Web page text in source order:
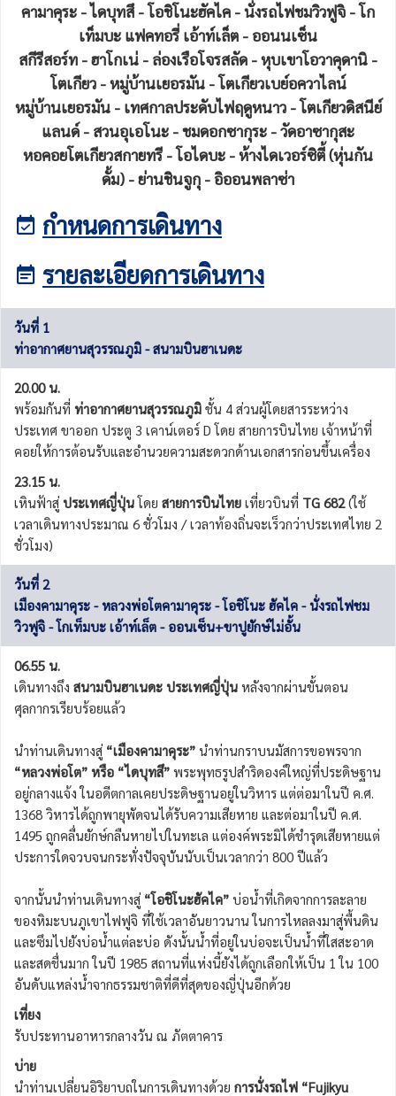
คามาคุระ - ไดบุทสึ - โอชิโนะฮัคไค - นั่งรถไฟชมวิวฟูจิ - โก
เท็มบะ แฟคทอรี่ เอ้าท์เล็ต - ออนนเซ็น
สกีรีสอร์ท - ฮาโกเน่ - ล่องเรือโจรสลัด - หุบเขาโอวาคุดานิ -
โตเกียว - หมู่บ้านเยอรมัน - โตเกียวเบย์อควาไลน์
หมู่บ้านเยอรมัน - เทศกาลประดับไฟฤดูหนาว - โตเกียวดิสนีย์
แลนด์ - สวนอุเอโนะ - ชมดอกซากุระ - วัดอาซากุสะ
หอคอยโตเกียวสกายทรี - โอไดบะ - ห้างไดเวอร์ซิตี้ (หุ่นกัน
ดั้ม) - ย่านชินจูกุ - อิออนพลาซ่า
กำหนดการเดินทาง
รายละเอียดการเดินทาง
วันที่ 1
ท่าอากาศยานสุวรรณภูมิ - สนามบินฮาเนดะ
20.00 น.
พร้อมกันที่ ท่าอากาศยานสุวรรณภูมิ ชั้น 4 ส่วนผู้โดยสารระหว่าง
ประเทศ ขาออก ประตู 3 เคาน์เตอร์ D โดย สายการบินไทย เจ้าหน้าที่
คอยให้การต้อนรับและอำนวยความสะดวกด้านเอกสารก่อนขึ้นเครื่อง
23.15 น.
เหินฟ้าสู่ ประเทศญี่ปุ่นโดย สายการบินไทย เที่ยวบินที่ TG 682(ใช้
เวลาเดินทางประมาณ 6 ชั่วโมง / เวลาท้องถิ่นจะเร็วกว่าประเทศไทย 2
ชั่วโมง)
วันที่ 2
เมืองคามาคุระ - หลวงพ่อโตคามาคุระ - โอชิโนะ ฮัคไค - นั่งรถไฟชม
วิวฟูจิ - โกเท็มบะ เอ้าท์เล็ต - ออนเซ็น+ขาปูยักษ์ไม่อั้น
06.55 น.
เดินทางถึง สนามบินฮาเนดะ ประเทศญี่ปุ่น หลังจากผ่านขั้นตอน
ศุลกากรเรียบร้อยแล้ว
นำท่านเดินทางสู่ “เมืองคามาคุระ” นำท่านกราบนมัสการขอพรจาก
“หลวงพ่อโต” หรือ “ไดบุทสึ” พระพุทธรูปสำริดองค์ใหญ่ที่ประดิษฐาน
อยู่กลางแจ้ง ในอดีตกาลเคยประดิษฐานอยู่ในวิหาร แต่ต่อมาในปี ค.ศ.
1368 วิหารได้ถูกพายุพัดจนได้รับความเสียหาย และต่อมาในปี ค.ศ.
1495 ถูกคลื่นยักษ์กลืนหายไปในทะเล แต่องค์พระมิได้ชำรุดเสียหายแต่
ประการใดจวบจนกระทั่งปัจจุบันนับเป็นเวลากว่า 800 ปีแล้ว
จากนั้นนำท่านเดินทางสู่ “โอชิโนะฮัคไค” บ่อน้ำที่เกิดจากการละลาย
ของหิมะบนภูเขาไฟฟูจิ ที่ใช้เวลาอันยาวนาน ในการไหลลงมาสู่พื้นดิน
และซึมไปยังบ่อน้ำแต่ละบ่อ ดังนั้นน้ำที่อยู่ในบ่อจะเป็นน้ำที่ใสสะอาด
และสดชื่นมาก ในปี 1985 สถานที่แห่งนี้ยังได้ถูกเลือกให้เป็น 1 ใน 100
อันดับแหล่งน้ำจากธรรมชาติที่ดีที่สุดของญี่ปุ่นอีกด้วย
เที่ยง
รับประทานอาหารกลางวัน ณ ภัตตาคาร
บ่าย
นำท่านเปลี่ยนอิริยาบถในการเดินทางด้วย การนั่งรถไฟ “Fujikyu